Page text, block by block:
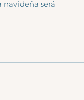
navideña será